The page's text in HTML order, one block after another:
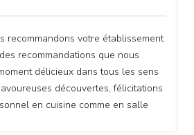
recommandons votre établissement
recommandations que nous
délicieux dans tous les sens
découvertes, félicitations
en cuisine comme en salle